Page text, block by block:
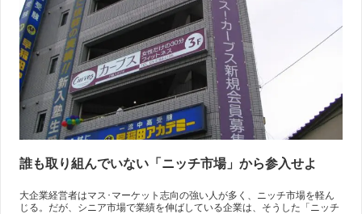
スマート・エイジング シニアビジネス 国際活動
誰も取り組んでいない「ニッチ市場」から参入せよ
大企業経営者はマス･マーケット志向の強い人が多く、ニッチ市場を軽ん
じる。だが、シニア市場で業績を伸ばしている企業は、そうした「ニッチ